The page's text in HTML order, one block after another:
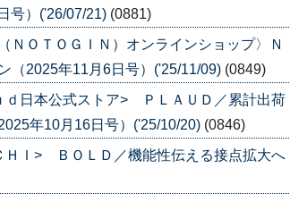
号）('26/07/21) (0881)
ＯＴＯＧＩＮ）オンラインショップ〉Ｎ
（2025年11月6日号）('25/11/09) (0849)
ｄ日本公式ストア> ＰＬＡＵＤ／累計出荷
年10月16日号）('25/10/20) (0846)
ＨＩ> ＢＯＬＤ／機能性伝える接点拡大へ